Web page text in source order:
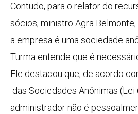
Contudo, para o relator do
sócios, ministro Agra
a empresa é uma sociedade
Turma entende que é
Ele destacou que, de acordo
das Sociedades Anônimas
administrador não é